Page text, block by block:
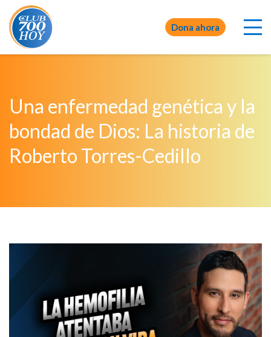
Dona ahora
Una enfermedad genética y la
bondad de Dios: La historia de
Roberto Torres-Cedillo